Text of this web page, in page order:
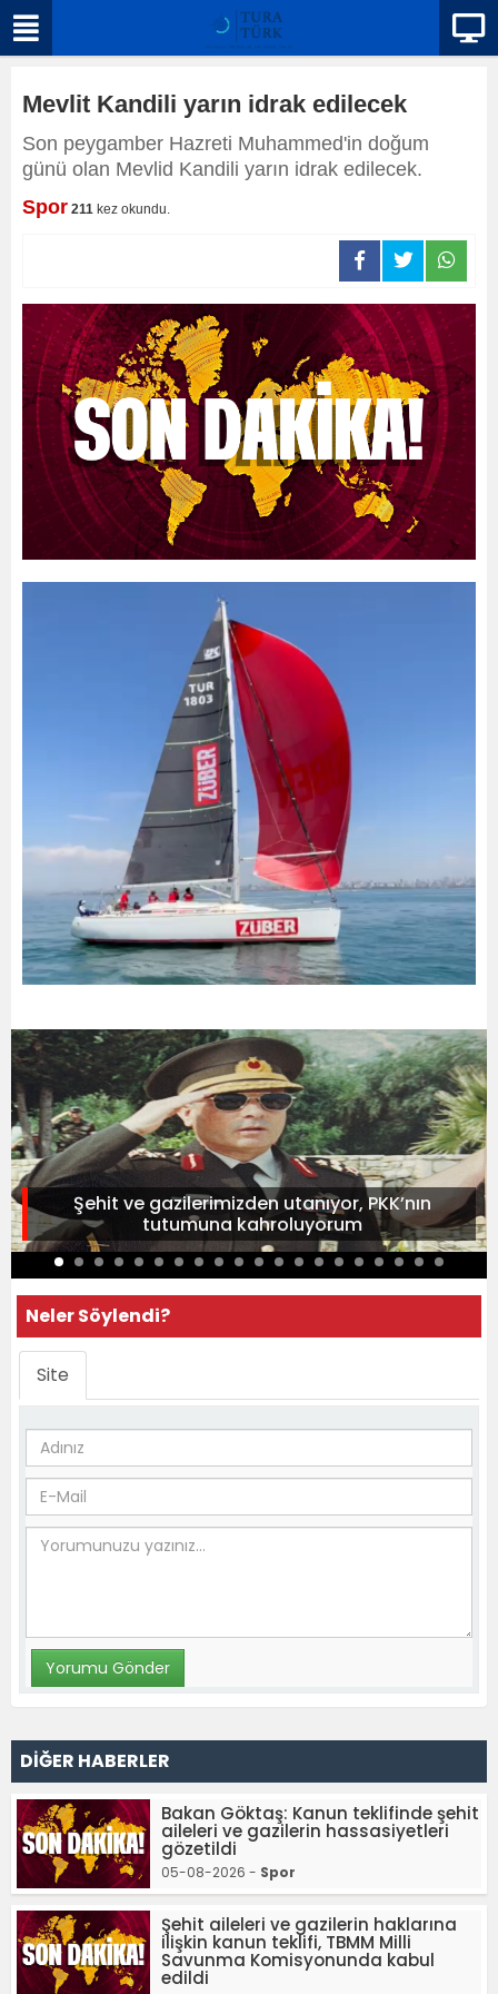
Mevlit Kandili yarın idrak edilecek
Son peygamber Hazreti Muhammed'in doğum
günü olan Mevlid Kandili yarın idrak edilecek.
Spor 211 kez okundu.
Şehit ve gazilerimizden utanıyor, PKK’nın
tutumuna kahroluyorum
Neler Söylendi?
Site
DİĞER HABERLER
Bakan Göktaş: Kanun teklifinde şehit
aileleri ve gazilerin hassasiyetleri
gözetildi
05-08-2026 - Spor
Şehit aileleri ve gazilerin haklarına
ilişkin kanun teklifi, TBMM Milli
Savunma Komisyonunda kabul
edildi